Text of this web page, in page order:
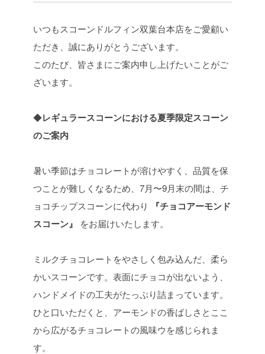
いつもスコーンドルフィン双葉台本店をご愛顧い
ただき、誠にありがとうございます。
このたび、皆さまにご案内申し上げたいことがご
ざいます。
◆レギュラースコーンにおける夏季限定スコーン
のご案内
暑い季節はチョコレートが溶けやすく、品質を保
つことが難しくなるため、7月〜9月末の間は、チ
ョコチップスコーンに代わり
『チョコアーモンド
スコーン』
をお届けいたします。
ミルクチョコレートをやさしく包み込んだ、柔ら
かいスコーンです。表面にチョコが出ないよう、
ハンドメイドの工夫がたっぷり詰まっています。
ひと口いただくと、アーモンドの香ばしさとここ
から広がるチョコレートの風味ウを感じられま
す。